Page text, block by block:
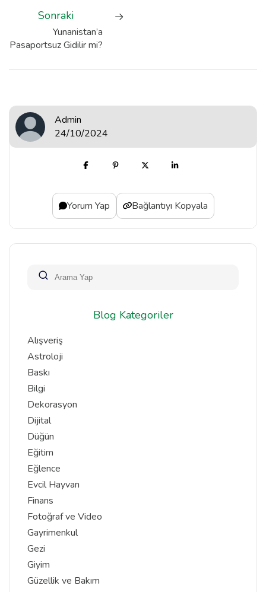
Sonraki
Yunanistan’a
Pasaportsuz Gidilir mi?
Admin
24/10/2024
Yorum Yap Bağlantıyı Kopyala
Blog Kategoriler
Alışveriş
Astroloji
Baskı
Bilgi
Dekorasyon
Dijital
Düğün
Eğitim
Eğlence
Evcil Hayvan
Finans
Fotoğraf ve Video
Gayrimenkul
Gezi
Giyim
Güzellik ve Bakım